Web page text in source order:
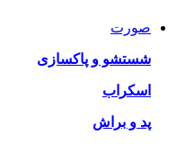
صورت
شستشو و پاکسازی
اسکراب
پد و براش